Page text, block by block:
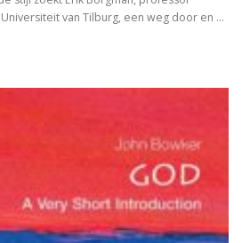
Universiteit van Tilburg, een weg door en …